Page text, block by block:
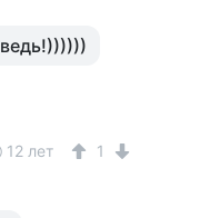
12 лет 1